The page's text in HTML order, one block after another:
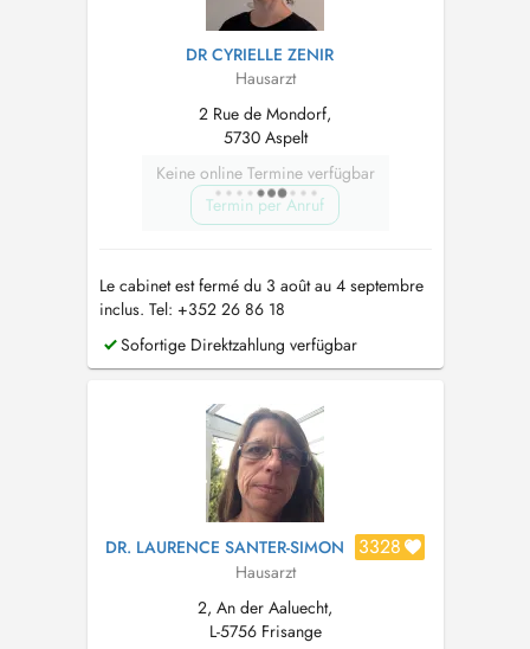
DR CYRIELLE ZENIR
Hausarzt
2 Rue de Mondorf,
5730 Aspelt
Keine online Termine verfügbar
Termin per Anruf
Le cabinet est fermé du 3 août au 4 septembre
inclus. Tel: +352 26 86 18
Sofortige Direktzahlung verfügbar
DR. LAURENCE SANTER-SIMON 3328
Hausarzt
2, An der Aaluecht,
L-5756 Frisange